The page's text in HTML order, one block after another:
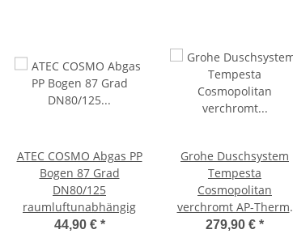
ATEC COSMO Abgas PP
Bogen 87 Grad
DN80/125
raumluftunabhängig
44,90 € *
Grohe Duschsystem
Tempesta
Cosmopolitan
verchromt AP-Therm.
KB 160mm DA 390mm
279,90 € *